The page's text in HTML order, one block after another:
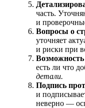
часть.
и
Вопросы о
уточняет
и риски при
есть ли что
детали.
Подпись
и
неверно —